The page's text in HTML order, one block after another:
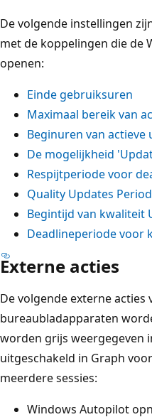
De volgende instellingen
met de koppelingen die de
openen:
Einde gebruiksuren
Maximaal bereik van
Beginuren van actieve
De mogelijkheid
Respijtperiode voor
Quality Updates
Begintijd van kwaliteit
Deadlineperiode voor
Externe acties
De volgende externe acties
bureaubladapparaten
worden grijs weergegeven
uitgeschakeld in Graph
meerdere sessies:
Windows Autopilot